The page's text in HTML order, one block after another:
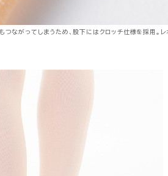
ながってしまうため、股下にはクロッチ仕様を採用。